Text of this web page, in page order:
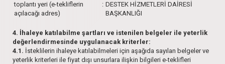
toplantı yeri (e-tekliflerin
açılacağı adres)
: DESTEK HİZMETLERİ DAİRESİ
BAŞKANLIĞI
4. İhaleye katılabilme şartları ve istenilen belgeler ile yeterlik
değerlendirmesinde uygulanacak kriterler:
4.1. İsteklilerin ihaleye katılabilmeleri için aşağıda sayılan belgeler ve
yeterlik kriterleri ile fiyat dışı unsurlara ilişkin bilgileri e-teklifleri